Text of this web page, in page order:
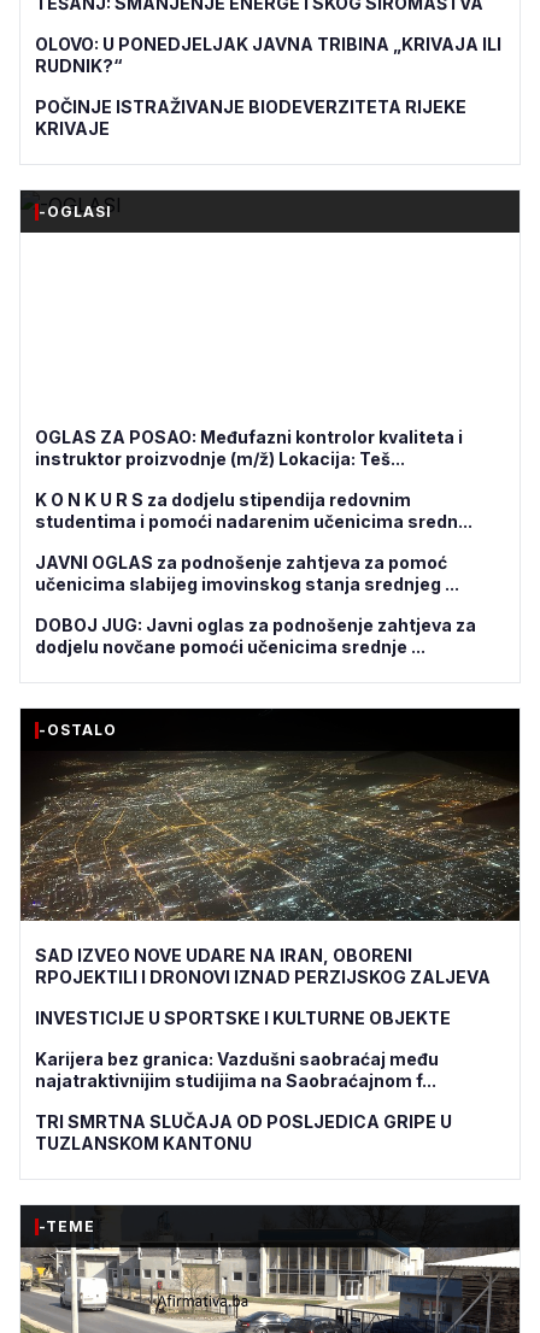
OLOVO: U PONEDJELJAK JAVNA TRIBINA „KRIVAJA ILI
RUDNIK?“
POČINJE ISTRAŽIVANJE BIODEVERZITETA RIJEKE
KRIVAJE
-OGLASI
OGLAS ZA POSAO: Međufazni kontrolor kvaliteta i
instruktor proizvodnje (m/ž) Lokacija: Teš...
K O N K U R S za dodjelu stipendija redovnim
studentima i pomoći nadarenim učenicima sredn...
JAVNI OGLAS za podnošenje zahtjeva za pomoć
učenicima slabijeg imovinskog stanja srednjeg ...
DOBOJ JUG: Javni oglas za podnošenje zahtjeva za
dodjelu novčane pomoći učenicima srednje ...
-OSTALO
SAD IZVEO NOVE UDARE NA IRAN, OBORENI
RPOJEKTILI I DRONOVI IZNAD PERZIJSKOG ZALJEVA
INVESTICIJE U SPORTSKE I KULTURNE OBJEKTE
Karijera bez granica: Vazdušni saobraćaj među
najatraktivnijim studijima na Saobraćajnom f...
TRI SMRTNA SLUČAJA OD POSLJEDICA GRIPE U
TUZLANSKOM KANTONU
-TEME